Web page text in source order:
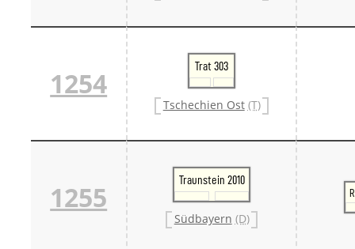
1254
Trat 303
Tschechien Ost (T)
1255
Traunstein 2010
Südbayern (D)